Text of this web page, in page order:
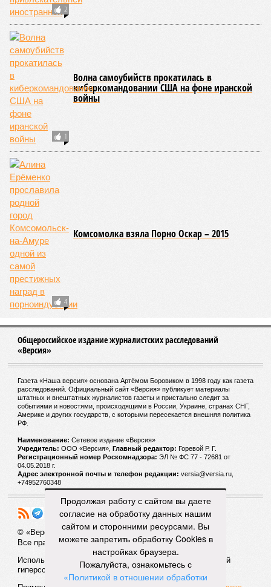
2
1
Волна самоубийств прокатилась в
киберкомандовании США на фоне иранской
войны
4
Комсомолка взяла Порно Оскар – 2015
Общероссийское издание журналистских расследований
«Версия»
Газета «Наша версия» основана Артёмом Боровиком в 1998 году как газета
расследований. Официальный сайт «Версия» публикует материалы
штатных и внештатных журналистов газеты и пристально следит за
событиями и новостями, происходящими в России, Украине, странах СНГ,
Америке и других государств, с которыми пересекается внешняя политика
РФ.
Наименование: Cетевое издание «Версия»
Учредитель: ООО «Версия», Главный редактор: Горевой Р. Г.
Регистрационный номер Роскомнадзора: ЭЛ № ФС 77 - 72681 от
04.05.2018 г.
Адрес электронной почты и телефон редакции: versia@versia.ru,
+74952760348
© «Версия» 18+
Все права защищены
Использование материалов «Версии» без индексируемой
гиперссылки запрещено
Продолжая работу с сайтом вы даете
согласие на обработку данных нашим
сайтом и сторонними ресурсами. Вы
можете запретить обработку Cookies в
настройках браузера.
Пожалуйста, ознакомьтесь с
«Политикой в отношении обработки